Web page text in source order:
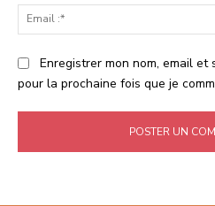
Enregistrer mon nom, email
pour la prochaine fois que je